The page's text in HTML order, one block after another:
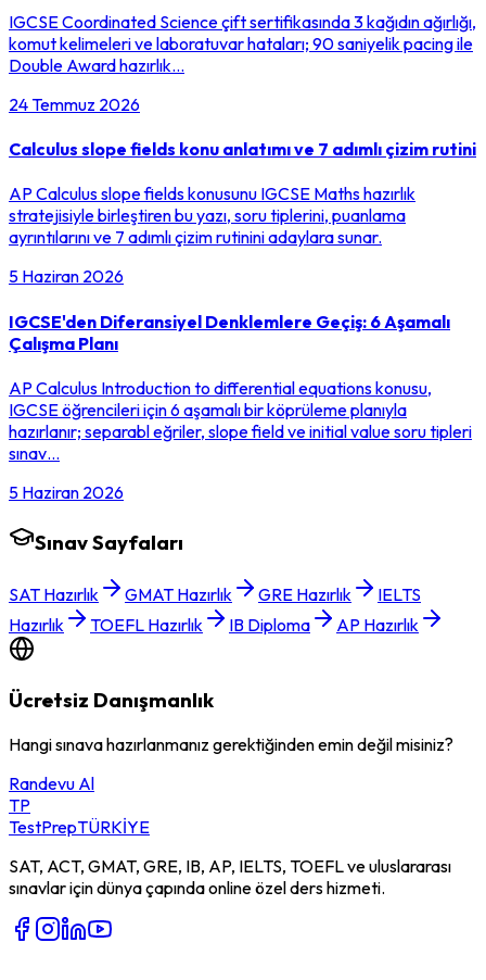
IGCSE Coordinated Science çift sertifikasında 3 kağıdın ağırlığı,
komut kelimeleri ve laboratuvar hataları; 90 saniyelik pacing ile
Double Award hazırlık…
24 Temmuz 2026
Calculus slope fields konu anlatımı ve 7 adımlı çizim rutini
AP Calculus slope fields konusunu IGCSE Maths hazırlık
stratejisiyle birleştiren bu yazı, soru tiplerini, puanlama
ayrıntılarını ve 7 adımlı çizim rutinini adaylara sunar.
5 Haziran 2026
IGCSE'den Diferansiyel Denklemlere Geçiş: 6 Aşamalı
Çalışma Planı
AP Calculus Introduction to differential equations konusu,
IGCSE öğrencileri için 6 aşamalı bir köprüleme planıyla
hazırlanır; separabl eğriler, slope field ve initial value soru tipleri
sınav…
5 Haziran 2026
Sınav Sayfaları
SAT Hazırlık GMAT Hazırlık GRE Hazırlık
IELTS
Hazırlık
TOEFL Hazırlık IB Diploma AP Hazırlık
Ücretsiz Danışmanlık
Hangi sınava hazırlanmanız gerektiğinden emin değil misiniz?
Randevu Al
TP
TestPrepTÜRKİYE
SAT, ACT, GMAT, GRE, IB, AP, IELTS, TOEFL ve uluslararası
sınavlar için dünya çapında online özel ders hizmeti.